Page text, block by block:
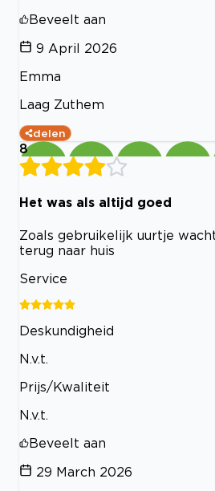
Beveelt aan
9 April 2026
Emma
Laag Zuthem
delen
8
Het was als altijd goed
Zoals gebruikelijk uurtje
terug naar huis
Service
Deskundigheid
N.v.t.
Prijs/Kwaliteit
N.v.t.
Beveelt aan
29 March 2026